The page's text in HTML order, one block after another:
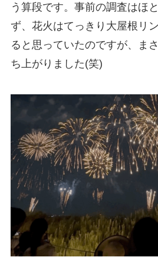
う算段です。事前の調査はほ
ず、花火はてっきり大屋根リ
ると思っていたのですが、ま
ち上がりました(笑)